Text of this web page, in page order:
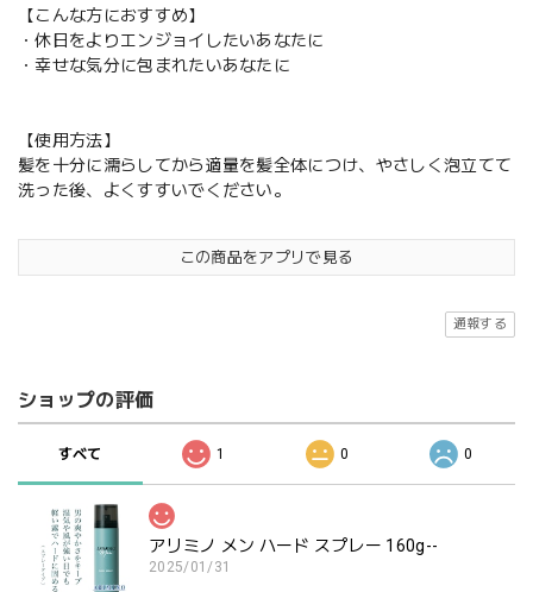
【こんな方におすすめ】
・休日をよりエンジョイしたいあなたに
・幸せな気分に包まれたいあなたに
【使用方法】
髪を十分に濡らしてから適量を髪全体につけ、やさしく泡立てて
洗った後、よくすすいでください。
この商品をアプリで見る
通報する
ショップの評価
すべて 1 0 0
アリミノ メン ハード スプレー 160g--
2025/01/31